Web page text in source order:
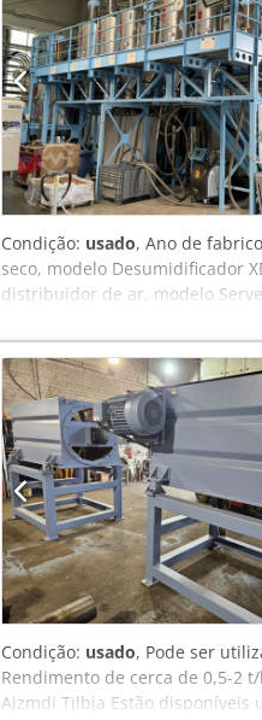
Condição: usado, Ano de
seco, modelo Desumidificador
distribuidor de ar, modelo
ecrã tátil, 7 funis de secagem,
armazenamento, 1x 180 l, 1x
vácuo, modelo VTS50W3 ou
distribuição, tubulação para as
plataforma de armazenamento
equipamento faz parte de um
Condição: usado, Pode ser
Rendimento de cerca de 0,5-2
Ajzmdi Tjlbja Estão disponíveis